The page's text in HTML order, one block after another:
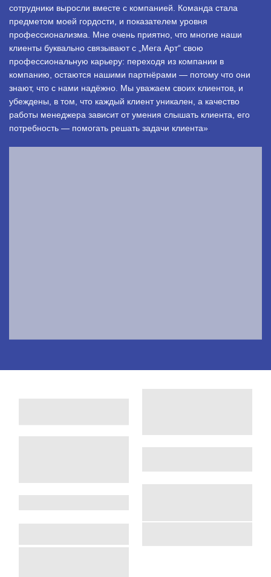
сотрудники выросли вместе с компанией. Команда стала
предметом моей гордости, и показателем уровня
профессионализма. Мне очень приятно, что многие наши
клиенты буквально связывают с „Мега Арт“ свою
профессиональную карьеру: переходя из компании в
компанию, остаются нашими партнёрами — потому что они
знают, что с нами надёжно. Мы уважаем своих клиентов, и
убеждены, в том, что каждый клиент уникален, а качество
работы менеджера зависит от умения слышать клиента, его
потребность — помогать решать задачи клиента»